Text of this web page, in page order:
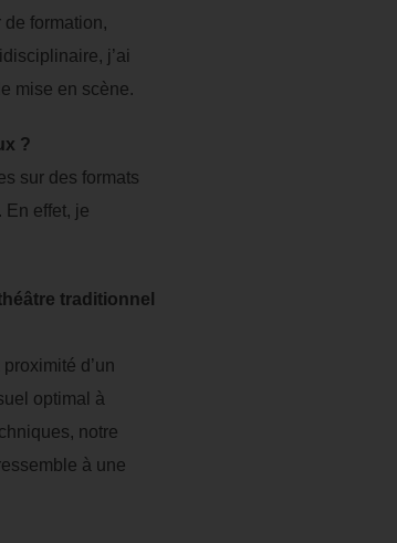
de formation,
j’ai
mise en scène.
?
sur des formats
En effet, je
traditionnel
d’un
optimal à
notre
à une